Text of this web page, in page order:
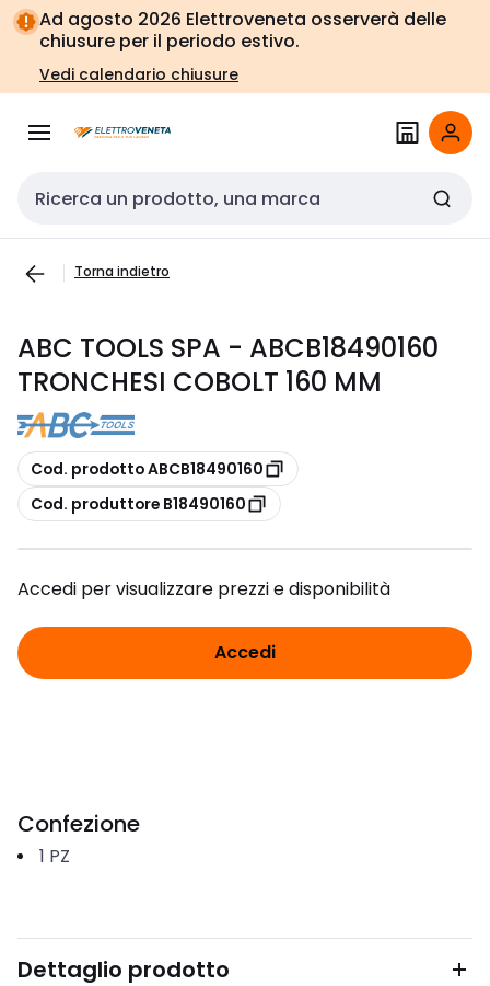
Vai alla
navigazione
Vai
alla
pagina
Ad agosto 2026 Elettroveneta osserverà delle
chiusure per il periodo estivo.
Vedi calendario chiusure
Cerca input
Torna indietro
ABC TOOLS SPA - ABCB18490160
TRONCHESI COBOLT 160 MM
copia
Cod. prodotto ABCB18490160
copia
Cod. produttore B18490160
Accedi per visualizzare prezzi e disponibilità
Accedi
Confezione
1 PZ
Dettaglio prodotto